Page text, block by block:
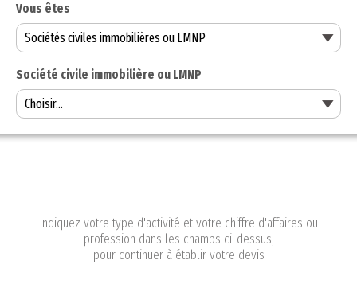
Vous êtes
Société civile immobilière ou LMNP
Indiquez votre type d'activité et votre chiffre d'affaires ou
profession dans les champs ci-dessus,
pour continuer à établir votre devis